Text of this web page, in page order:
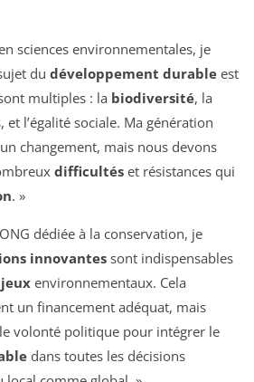
sciences environnementales, je
du développement durable est
multiples : la biodiversité, la
et l’égalité sociale. Ma génération
changement, mais nous devons
difficultés et résistances qui
. »
dédiée à la conservation, je
innovantes sont indispensables
environnementaux. Cela
un financement adéquat, mais
volonté politique pour intégrer le
dans toutes les décisions